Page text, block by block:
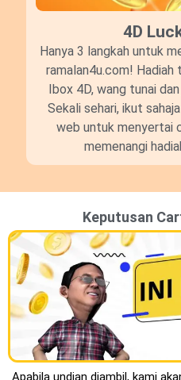
4D
Hanya 3 langkah untuk
ramalan4u.com! Hadiah
Ibox 4D, wang tunai
Sekali sehari, ikut
web untuk menyertai
memenangi
Keputusan
Apabila undian diambil, kami